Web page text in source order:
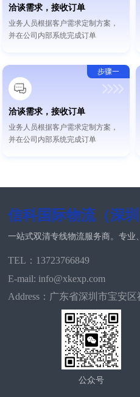
洽谈需求，接收订单
业务人员根据客户需求定制方案，
并在公司内部系统完成订单
洽谈需求，接收订单
业务人员根据客户需求定制方案，
并在公司内部系统完成订单
步骤一
信科国际物流（深
一站式双清专线物流服务商。专业
TEL：13723766849
E-mail: info@xkexp.com
Address：广东省深圳市宝安
公众号